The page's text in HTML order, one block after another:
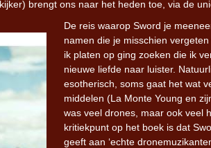
brengt ons naar het heden toe, via de
De reis waarop Sword je
namen die je misschien
ik platen op ging zoeken die ik
nieuwe liefde naar luister.
esotherisch, soms gaat het wat
middelen (La Monte Young en
was veel drones, maar ook veel
kritiekpunt op het boek is dat
geeft aan ‘echte